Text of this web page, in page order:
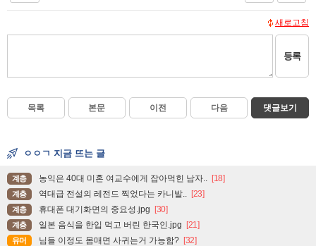
새로고침
등록
목록 본문 이전 다음 댓글보기
ㅇㅇㄱ 지금 뜨는 글
계층 농익은 40대 미혼 여교수에게 잡아먹힌 남자.. [18]
계층 역대급 전설의 레전드 찍었다는 카니발.. [23]
계층 휴대폰 대기화면의 중요성.jpg [30]
계층 일본 음식을 한입 먹고 버린 한국인.jpg [21]
유머 님들 이정도 몸매면 사귀는거 가능함? [32]